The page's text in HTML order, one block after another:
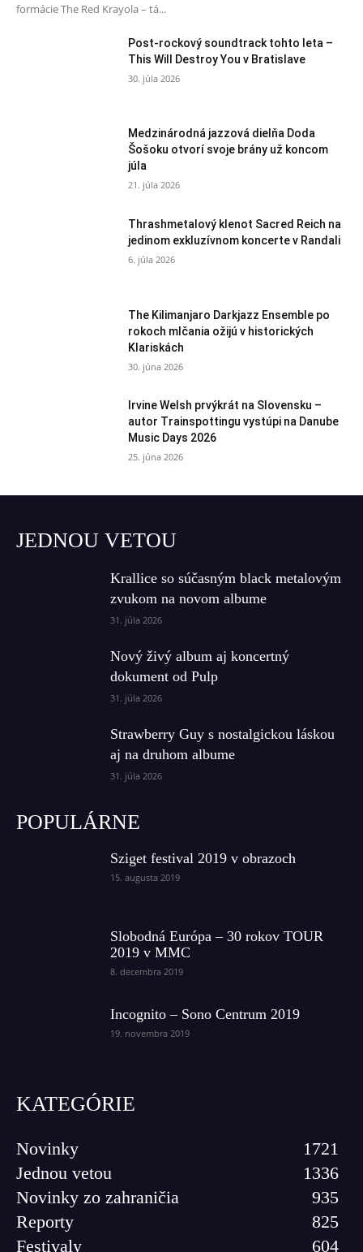
formácie The Red Krayola – tá...
Post-rockový soundtrack tohto leta –
This Will Destroy You v Bratislave
30. júla 2026
Medzinárodná jazzová dielňa Doda
Šošoku otvorí svoje brány už koncom
júla
21. júla 2026
Thrashmetalový klenot Sacred Reich na
jedinom exkluzívnom koncerte v Randali
6. júla 2026
The Kilimanjaro Darkjazz Ensemble po
rokoch mlčania ožijú v historických
Klariskách
30. júna 2026
Irvine Welsh prvýkrát na Slovensku –
autor Trainspottingu vystúpi na Danube
Music Days 2026
25. júna 2026
JEDNOU VETOU
Krallice so súčasným black metalovým
zvukom na novom albume
31. júla 2026
Nový živý album aj koncertný
dokument od Pulp
31. júla 2026
Strawberry Guy s nostalgickou láskou
aj na druhom albume
31. júla 2026
POPULÁRNE
Sziget festival 2019 v obrazoch
15. augusta 2019
Slobodná Európa – 30 rokov TOUR
2019 v MMC
8. decembra 2019
Incognito – Sono Centrum 2019
19. novembra 2019
KATEGÓRIE
Novinky
1721
Jednou vetou
1336
Novinky zo zahraničia
935
Reporty
825
Festivaly
604